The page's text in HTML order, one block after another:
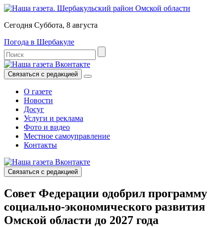
Сегодня Суббота, 8 августа
Погода в Шербакуле
Связаться с редакцией
О газете
Новости
Досуг
Услуги и реклама
Фото и видео
Местное самоуправление
Контакты
Связаться с редакцией
Совет Федерации одобрил программу
социально-экономического развития
Омской области до 2027 года